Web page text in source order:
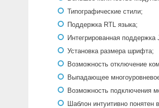
Типографические стили;
Поддержка RTL языка;
Интегрированная поддержка
Установка размера шрифта;
Возможность отключение
Выпадающее
Возможность подключения
Шаблон интуитивно понятен